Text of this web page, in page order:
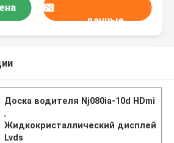
данные
Доска водителя Nj080ia-10d HDmi
,
Жидкокристаллический дисплей
Lvds